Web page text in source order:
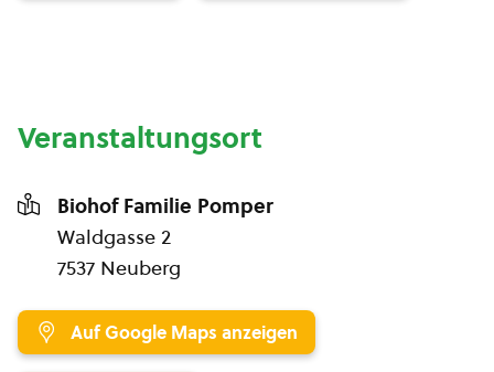
Veranstaltungsort
Biohof Familie Pomper
Waldgasse 2
7537 Neuberg
Auf Google Maps anzeigen